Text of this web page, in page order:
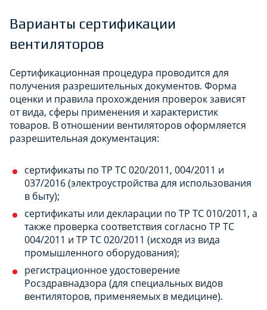
Варианты сертификации
вентиляторов
Сертификационная процедура проводится для
получения разрешительных документов. Форма
оценки и правила прохождения проверок зависят
от вида, сферы применения и характеристик
товаров. В отношении вентиляторов оформляется
разрешительная документация:
сертификаты по ТР ТС 020/2011, 004/2011 и
037/2016 (электроустройства для использования
в быту);
сертификаты или декларации по ТР ТС 010/2011, а
также проверка соответствия согласно ТР ТС
004/2011 и ТР ТС 020/2011 (исходя из вида
промышленного оборудования);
регистрационное удостоверение
Росздравнадзора (для специальных видов
вентиляторов, применяемых в медицине).